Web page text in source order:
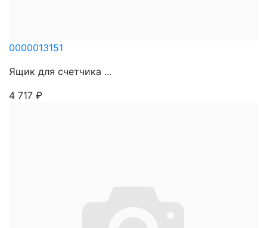
0000013151
Ящик для счетчика ...
4 717 ₽